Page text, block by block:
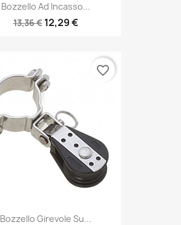
Bozzello Ad Incasso...
13,36 € 12,29 €
Bozzello Girevole Su...
favorite_border